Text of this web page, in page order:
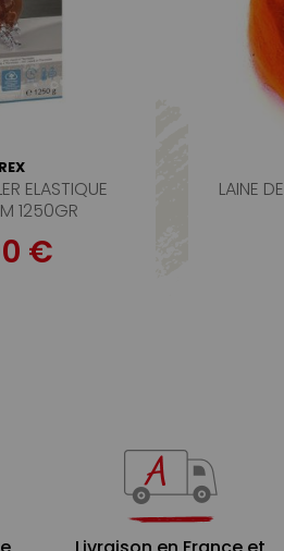
ELASTIQUE
1250GR
€
LAINE